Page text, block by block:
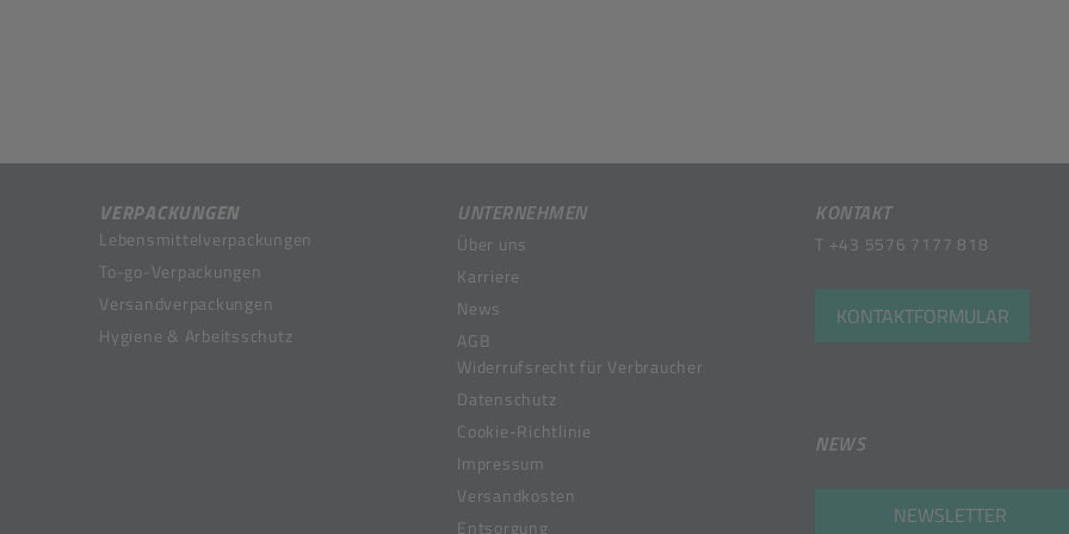
VERPACKUNGEN
Lebensmittelverpackungen
To-go-Verpackungen
Versandverpackungen
Hygiene & Arbeitsschutz
UNTERNEHMEN
Über uns
Karriere
News
AGB
Widerrufsrecht für Verbraucher
Datenschutz
Cookie-Richtlinie
Impressum
Versandkosten
Entsorgung
KONTAKT
T +43 5576 7177 818
KONTAKTFORMULAR
NEWS
NEWSLETTER